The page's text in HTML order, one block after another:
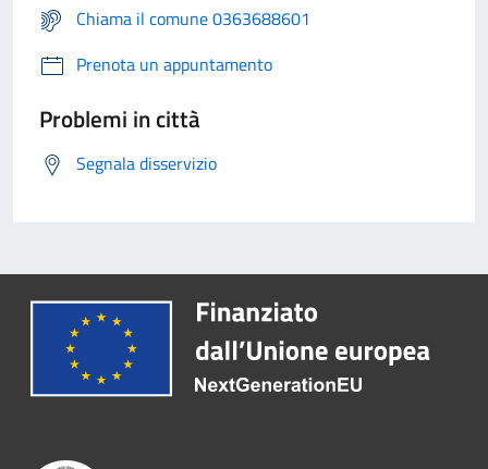
Chiama il comune 0363688601
Prenota un appuntamento
Problemi in città
Segnala disservizio